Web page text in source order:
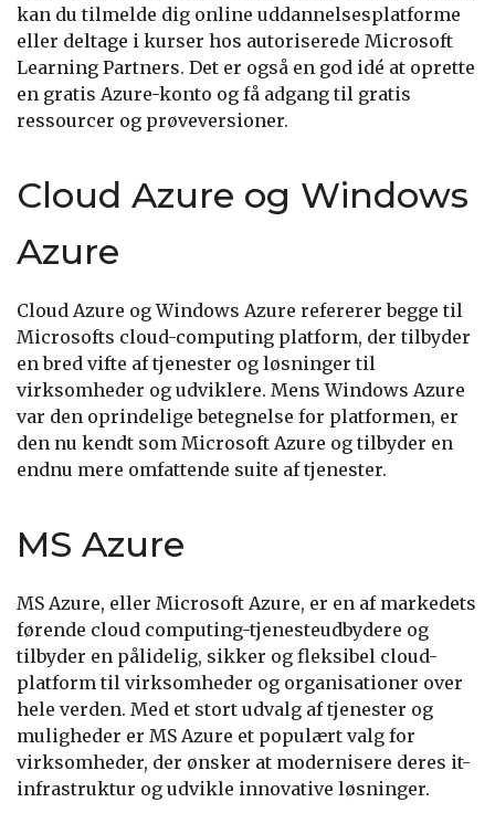
kan du tilmelde dig online uddannelsesplatforme
eller deltage i kurser hos autoriserede Microsoft
Learning Partners. Det er også en god idé at oprette
en gratis Azure-konto og få adgang til gratis
ressourcer og prøveversioner.
Cloud Azure og Windows
Azure
Cloud Azure og Windows Azure refererer begge til
Microsofts cloud-computing platform, der tilbyder
en bred vifte af tjenester og løsninger til
virksomheder og udviklere. Mens Windows Azure
var den oprindelige betegnelse for platformen, er
den nu kendt som Microsoft Azure og tilbyder en
endnu mere omfattende suite af tjenester.
MS Azure
MS Azure, eller Microsoft Azure, er en af markedets
førende cloud computing-tjenesteudbydere og
tilbyder en pålidelig, sikker og fleksibel cloud-
platform til virksomheder og organisationer over
hele verden. Med et stort udvalg af tjenester og
muligheder er MS Azure et populært valg for
virksomheder, der ønsker at modernisere deres it-
infrastruktur og udvikle innovative løsninger.